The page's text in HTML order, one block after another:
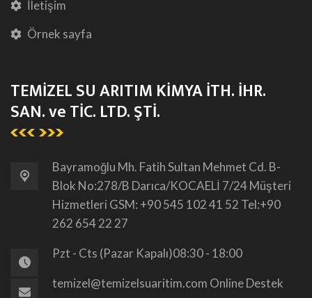
İletişim
Örnek sayfa
TEMİZEL SU ARITIM KİMYA İTH. İHR.
SAN. ve TİC. LTD. ŞTİ.
Bayramoğlu Mh. Fatih Sultan Mehmet Cd. B-
Blok No:278/B Darıca/KOCAELİ 7/24 Müşteri
Hizmetleri GSM: +90 545 102 41 52 Tel:+90
262 654 22 27
Pzt - Cts (Pazar Kapalı)08:30 - 18:00
temizel@temizelsuaritim.com Online Destek